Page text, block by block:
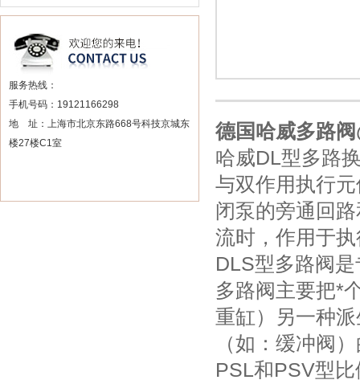
服务热线：
手机号码：19121166298
地 址：上海市北京东路668号科技京城东
楼27楼C1室
德国哈威多路
哈威DL型多路
与双作用执行
闭泵的旁通回
流时，作用于
DLS型多路阀
多路阀主要把*
重缸）另一种
（如：缓冲阀
PSL和PSV型